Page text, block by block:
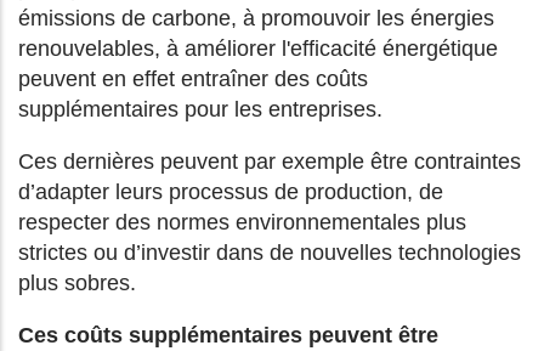
émissions de carbone, à promouvoir les énergies
renouvelables, à améliorer l'efficacité énergétique
peuvent en effet entraîner des coûts
supplémentaires pour les entreprises.
Ces dernières peuvent par exemple être contraintes
d’adapter leurs processus de production, de
respecter des normes environnementales plus
strictes ou d’investir dans de nouvelles technologies
plus sobres.
Ces coûts supplémentaires peuvent être